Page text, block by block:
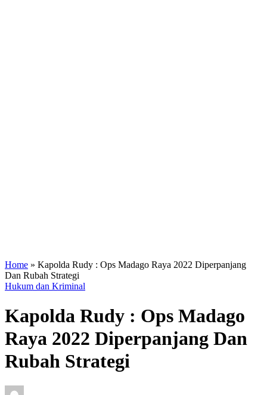
Home » Kapolda Rudy : Ops Madago Raya 2022 Diperpanjang
Dan Rubah Strategi
Hukum dan Kriminal
Kapolda Rudy : Ops Madago
Raya 2022 Diperpanjang Dan
Rubah Strategi